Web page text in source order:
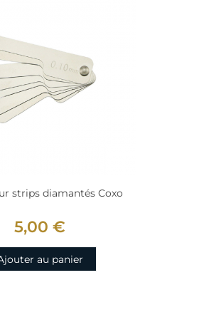
strips diamantés Coxo
5,00 €
au panier